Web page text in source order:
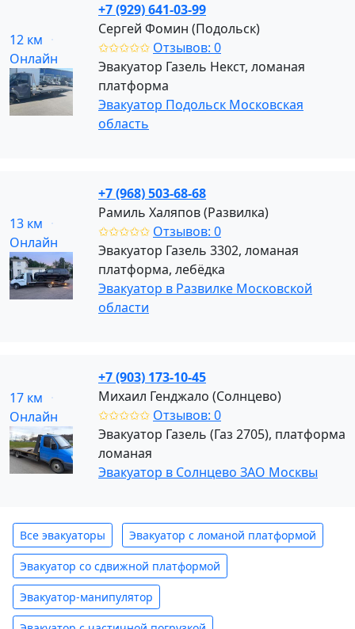
12 км
Онлайн
+7 (929) 641-03-99
Сергей Фомин (Подольск)
✩✩✩✩✩ Отзывов: 0
Эвакуатор Газель Некст, ломаная
платформа
Эвакуатор Подольск Московская
область
13 км
Онлайн
+7 (968) 503-68-68
Рамиль Халяпов (Развилка)
✩✩✩✩✩ Отзывов: 0
Эвакуатор Газель 3302, ломаная
платформа, лебёдка
Эвакуатор в Развилке Московской
области
17 км
Онлайн
+7 (903) 173-10-45
Михаил Генджало (Солнцево)
✩✩✩✩✩ Отзывов: 0
Эвакуатор Газель (Газ 2705), платформа
ломаная
Эвакуатор в Солнцево ЗАО Москвы
Все эвакуаторы Эвакуатор с ломаной платформой
Эвакуатор со сдвижной платформой
Эвакуатор-манипулятор